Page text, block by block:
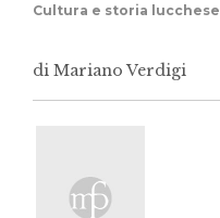
Cultura e storia lucchese
di Mariano Verdigi